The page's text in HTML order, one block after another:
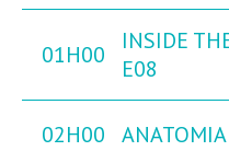
01H00
INSIDE
E08
02H00